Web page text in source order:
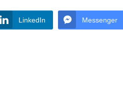
LinkedIn Messenger